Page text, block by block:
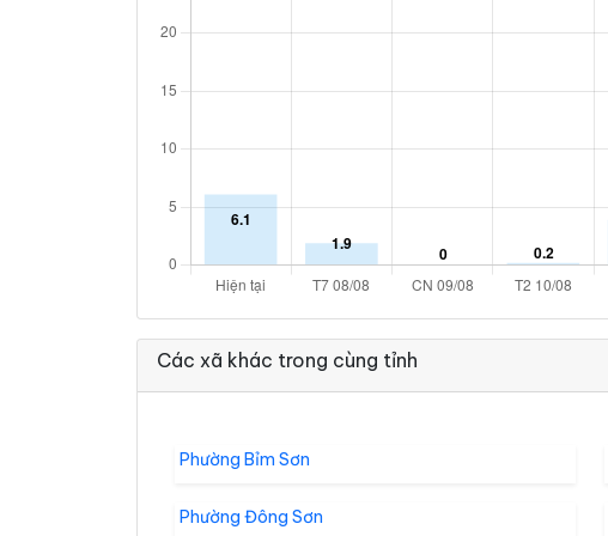
Các xã khác trong cùng tỉnh
Phường Bỉm Sơn
Phường Đông Sơn